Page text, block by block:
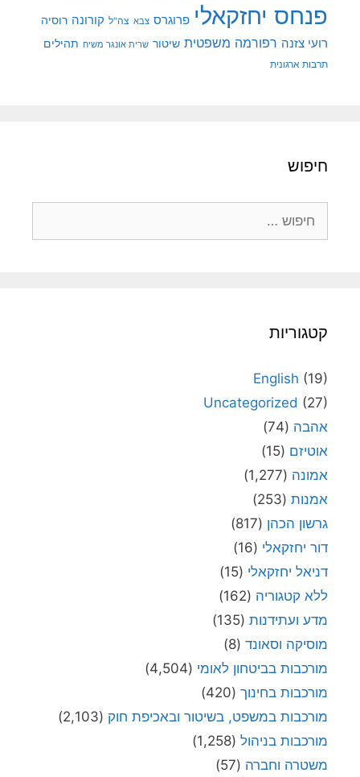
פנחס יחזקאלי פרוגרס צבא צה"ל קורונה רוסיה
רועי צזנה רפורמה משפטית שיטור שרית אונגר משיח תהילים
תרבות ארגונית
חיפוש
קטגוריות
English (19)
Uncategorized (27)
אהבה (74)
אוטיזם (15)
אמונה (1,277)
אמנות (253)
גרשון הכהן (817)
דור יחזקאלי (16)
דניאל יחזקאלי (15)
ללא קטגוריה (162)
מדע ועתידנות (135)
מוסיקה וסאונד (8)
מורכבות בביטחון לאומי (4,504)
מורכבות בחינוך (420)
מורכבות במשפט, בשיטור ובאכיפת חוק (2,103)
מורכבות בניהול (1,258)
משטרה וחברה (57)